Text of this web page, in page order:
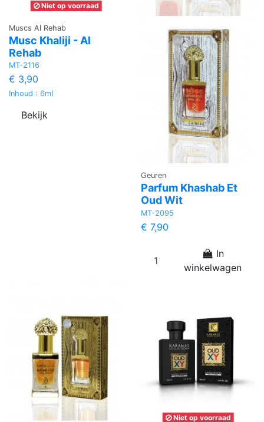
Niet op voorraad
Muscs Al Rehab
Musc Khaliji - Al
Rehab
MT-2116
€ 3,90
Inhoud : 6ml
Bekijk
Geuren
Parfum Khashab Et
Oud Wit
MT-2095
€ 7,90
In
winkelwagen
Niet op voorraad